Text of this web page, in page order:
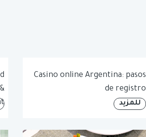
Casino online Argentina: pasos
de registro
للمزيد